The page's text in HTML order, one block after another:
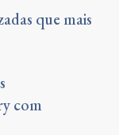
que mais
com